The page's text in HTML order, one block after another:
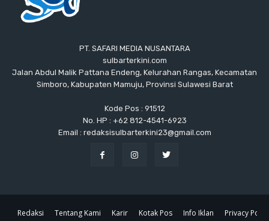
PT. SAFARI MEDIA NUSANTARA
sulbarterkini.com
Jalan Abdul Malik Pattana Endeng, Kelurahan Rangas, Kecamatan
Simboro, Kabupaten Mamuju, Provinsi Sulawesi Barat
Kode Pos : 91512
No. HP : +62 812-4541-6923
Email : redaksisulbarterkini23@gmail.com
Redaksi Tentang Kami Karir Kotak Pos Info Iklan Privacy